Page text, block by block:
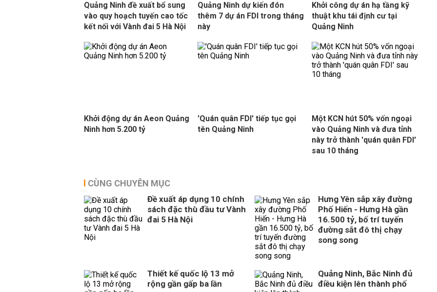
Quảng Ninh đề xuất bổ sung
vào quy hoạch tuyến cao tốc
kết nối với Vành đai 5 Hà Nội
Quảng Ninh dự kiến đón
thêm 7 dự án FDI trong tháng
này
Khởi công dự án hạ tầng kỹ
thuật khu tái định cư tại
Quảng Ninh
Khởi động dự án Aeon Quảng
Ninh hơn 5.200 tỷ
'Quán quân FDI' tiếp tục gọi
tên Quảng Ninh
Một KCN hút 50% vốn ngoại
vào Quảng Ninh và đưa tỉnh
này trở thành 'quán quân FDI'
sau 10 tháng
CÙNG CHUYÊN MỤC
Đề xuất áp dụng 10 chính
sách đặc thù đầu tư Vành
đai 5 Hà Nội
Hưng Yên sắp xây đường
Phố Hiến - Hưng Hà gần
16.500 tỷ, bố trí tuyến
đường sắt đô thị chạy
song song
Thiết kế quốc lộ 13 mở
rộng gần gấp ba lần
Quảng Ninh, Bắc Ninh đủ
điều kiện lên thành phố